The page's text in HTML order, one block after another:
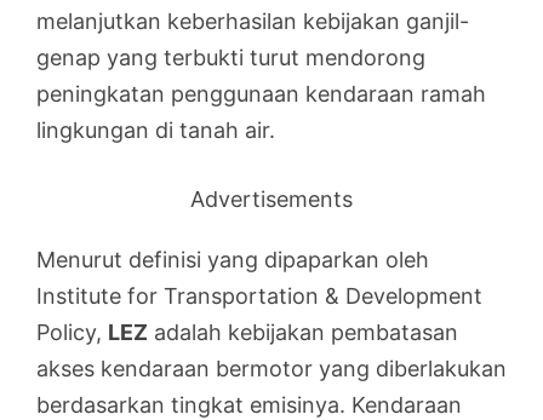
melanjutkan keberhasilan kebijakan ganjil-
genap yang terbukti turut mendorong
peningkatan penggunaan kendaraan ramah
lingkungan di tanah air.
Advertisements
Menurut definisi yang dipaparkan oleh
Institute for Transportation & Development
Policy, LEZ adalah kebijakan pembatasan
akses kendaraan bermotor yang diberlakukan
berdasarkan tingkat emisinya. Kendaraan